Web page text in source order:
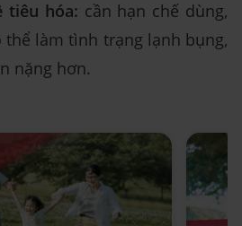
tiêu hóa: cần hạn chế dùng,
thể làm tình trạng lạnh bụng,
nặng hơn.